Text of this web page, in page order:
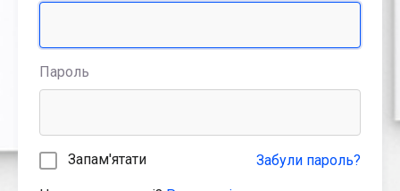
Пароль
Запам'ятати Забули пароль?